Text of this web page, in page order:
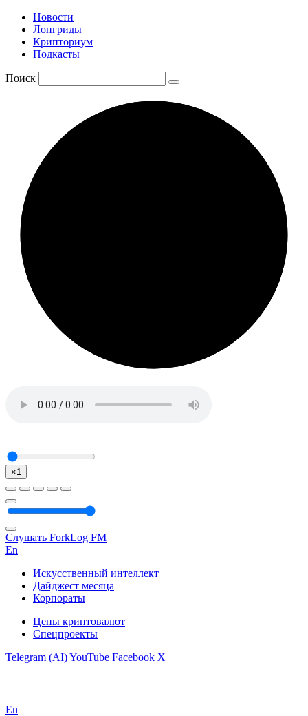
Новости
Лонгриды
Крипториум
Подкасты
Поиск
×1
Слушать ForkLog FM
En
Искусственный интеллект
Дайджест месяца
Корпораты
Цены криптовалют
Спецпроекты
Telegram (AI)YouTube Facebook X
En